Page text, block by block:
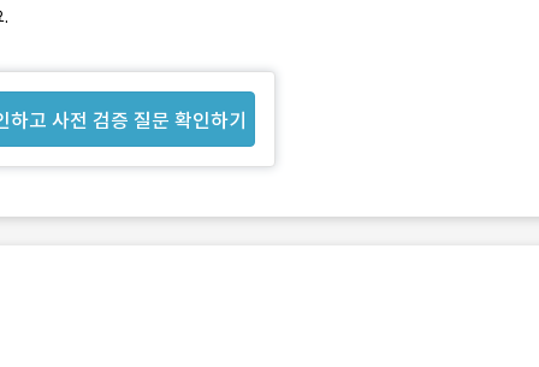
하고 사전 검증 질문 확인하기